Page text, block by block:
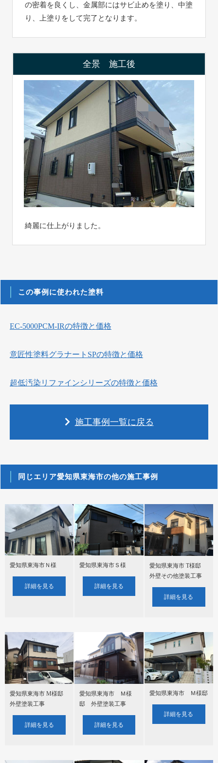
の密着を良くし、金属部にはサビ止めを塗り、中塗
り、上塗りをして完了となります。
全景 施工後
綺麗に仕上がりました。
この事例に使われた塗料
EC-5000PCM-IRの特徴と価格
意匠性塗料グラナートSPの特徴と価格
超低汚染リファインシリーズの特徴と価格
施工事例一覧に戻る
同じエリア愛知県東海市の他の施工事例
愛知県東海市Ｎ様
詳細を見る
愛知県東海市Ｓ様
詳細を見る
愛知県東海市 T様邸
外壁その他塗装工事
詳細を見る
愛知県東海市 M様邸
外壁塗装工事
詳細を見る
愛知県東海市 Ｍ様
邸 外壁塗装工事
詳細を見る
愛知県東海市 Ｍ様邸
詳細を見る